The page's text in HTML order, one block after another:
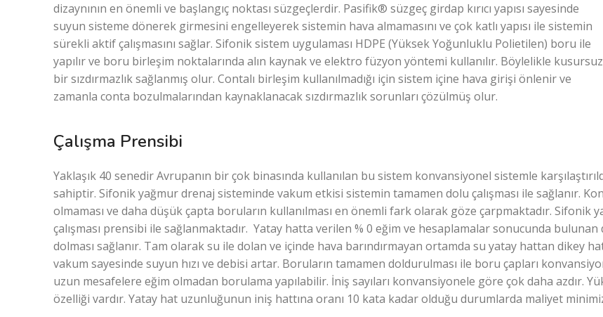
dizaynının en önemli ve başlangıç noktası süzgeçlerdir. Pasifik® süzgeç girdap kırıcı yapısı sayesinde
suyun sisteme dönerek girmesini engelleyerek sistemin hava almamasını ve çok katlı yapısı ile sistemin
sürekli aktif çalışmasını sağlar. Sifonik sistem uygulaması HDPE (Yüksek Yoğunluklu Polietilen) boru ile
yapılır ve boru birleşim noktalarında alın kaynak ve elektro füzyon yöntemi kullanılır. Böylelikle kusursuz
bir sızdırmazlık sağlanmış olur. Contalı birleşim kullanılmadığı için sistem içine hava girişi önlenir ve
zamanla conta bozulmalarından kaynaklanacak sızdırmazlık sorunları çözülmüş olur.
Çalışma Prensibi
Yaklaşık 40 senedir Avrupanın bir çok binasında kullanılan bu sistem konvansiyonel sistemle
sahiptir. Sifonik yağmur drenaj sisteminde vakum etkisi sistemin tamamen dolu çalışması ile sağlanır.
olmaması ve daha düşük çapta boruların kullanılması en önemli fark olarak göze çarpmaktadır.
çalışması prensibi ile sağlanmaktadır. Yatay hatta verilen % 0 eğim ve hesaplamalar sonucunda
dolması sağlanır. Tam olarak su ile dolan ve içinde hava barındırmayan ortamda su yatay hattan dikey
vakum sayesinde suyun hızı ve debisi artar. Boruların tamamen doldurulması ile boru çapları
uzun mesafelere eğim olmadan borulama yapılabilir. İniş sayıları konvansiyonele göre çok daha azdır.
özelliği vardır. Yatay hat uzunluğunun iniş hattına oranı 10 kata kadar olduğu durumlarda maliyet